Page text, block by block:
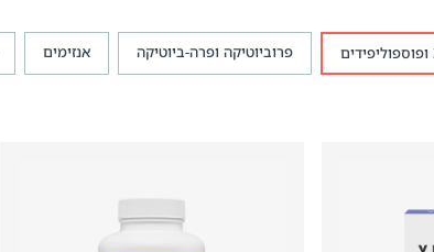
פרוביוטיקה ופרה-ביוטיקה אנזימים